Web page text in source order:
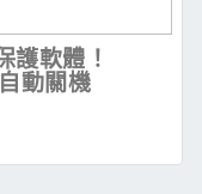
護軟體！
動關機